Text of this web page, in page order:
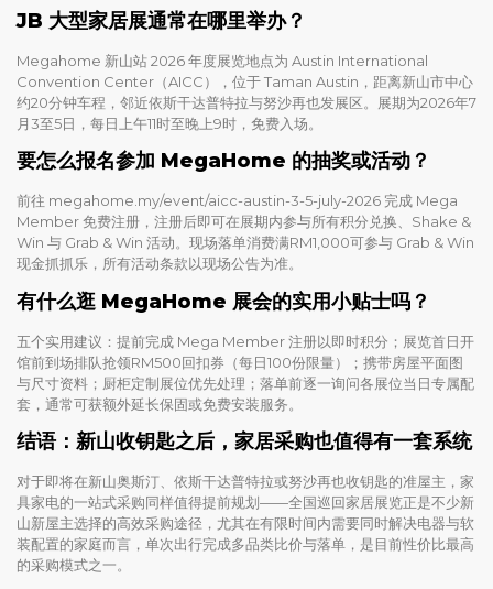
JB 大型家居展通常在哪里举办？
Megahome 新山站 2026 年度展览地点为 Austin International
Convention Center（AICC），位于 Taman Austin，距离新山市中心
约20分钟车程，邻近依斯干达普特拉与努沙再也发展区。展期为2026年7
月3至5日，每日上午11时至晚上9时，免费入场。
要怎么报名参加 MegaHome 的抽奖或活动？
前往 megahome.my/event/aicc-austin-3-5-july-2026 完成 Mega
Member 免费注册，注册后即可在展期内参与所有积分兑换、Shake &
Win 与 Grab & Win 活动。现场落单消费满RM1,000可参与 Grab & Win
现金抓抓乐，所有活动条款以现场公告为准。
有什么逛 MegaHome 展会的实用小贴士吗？
五个实用建议：提前完成 Mega Member 注册以即时积分；展览首日开
馆前到场排队抢领RM500回扣券（每日100份限量）；携带房屋平面图
与尺寸资料；厨柜定制展位优先处理；落单前逐一询问各展位当日专属配
套，通常可获额外延长保固或免费安装服务。
结语：新山收钥匙之后，家居采购也值得有一套系统
对于即将在新山奥斯汀、依斯干达普特拉或努沙再也收钥匙的准屋主，家
具家电的一站式采购同样值得提前规划——全国巡回家居展览正是不少新
山新屋主选择的高效采购途径，尤其在有限时间内需要同时解决电器与软
装配置的家庭而言，单次出行完成多品类比价与落单，是目前性价比最高
的采购模式之一。